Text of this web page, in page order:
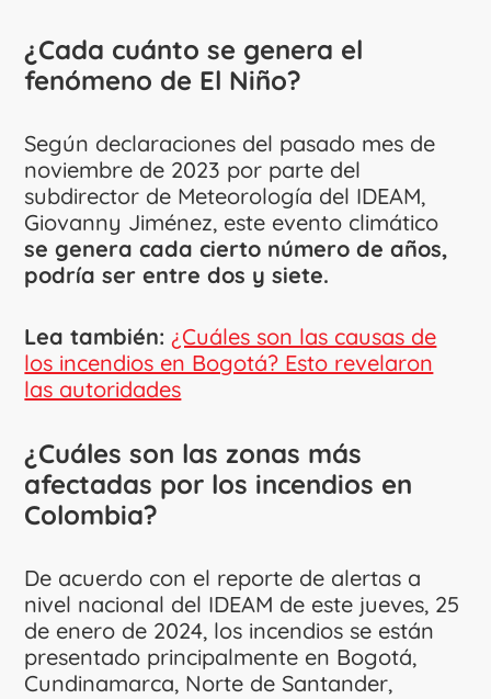
¿Cada cuánto se genera el
fenómeno de El Niño?
Según declaraciones del pasado mes de
noviembre de 2023 por parte del
subdirector de Meteorología del IDEAM,
Giovanny Jiménez, este evento climático
se genera cada cierto número de años,
podría ser entre dos y siete.
Lea también: ¿Cuáles son las causas de
los incendios en Bogotá? Esto revelaron
las autoridades
¿Cuáles son las zonas más
afectadas por los incendios en
Colombia?
De acuerdo con el reporte de alertas a
nivel nacional del IDEAM de este jueves, 25
de enero de 2024, los incendios se están
presentado principalmente en Bogotá,
Cundinamarca, Norte de Santander,